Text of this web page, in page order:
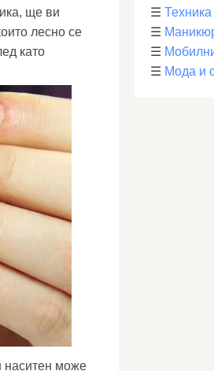
ще ви
лесно се
като
наситен може
☰ Техника
☰
☰
☰ Мода и